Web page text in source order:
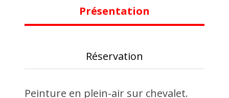
Présentation
Réservation
Peinture en plein-air sur chevalet.